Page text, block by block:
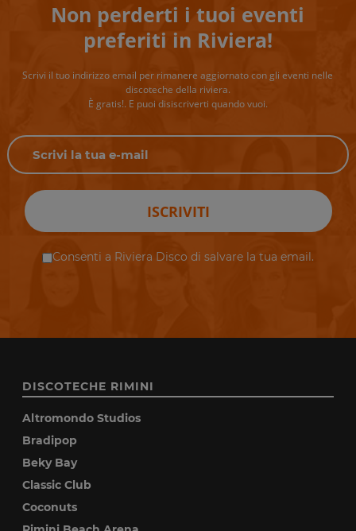
Non perderti i tuoi eventi
preferiti in Riviera!
Scrivi il tuo indirizzo email per rimanere aggiornato con gli eventi nelle
discoteche della riviera.
È gratis!. E puoi disiscriverti quando vuoi.
ISCRIVITI
Consenti a Riviera Disco di salvare la tua email.
DISCOTECHE RIMINI
Altromondo Studios
Bradipop
Beky Bay
Classic Club
Coconuts